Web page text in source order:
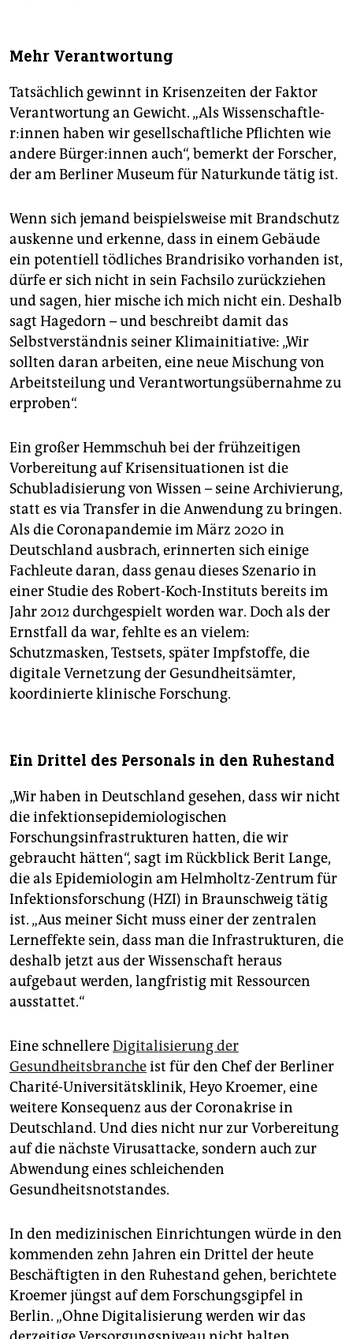
Mehr Verantwortung
Tatsächlich gewinnt in Krisenzeiten der Faktor
Verantwortung an Gewicht. „Als Wis­sen­schaft­le­
r:in­nen haben wir gesellschaftliche Pflichten wie
andere Bür­ge­r:in­nen auch“, bemerkt der Forscher,
der am Berliner Museum für Naturkunde tätig ist.
Wenn sich jemand beispielsweise mit Brandschutz
auskenne und erkenne, dass in einem Gebäude
ein potentiell tödliches Brandrisiko vorhanden ist,
dürfe er sich nicht in sein Fachsilo zurückziehen
und sagen, hier mische ich mich nicht ein. Deshalb
sagt Hagedorn – und beschreibt damit das
Selbstverständnis seiner Klimainitiative: „Wir
sollten daran arbeiten, eine neue Mischung von
Arbeitsteilung und Verantwortungsübernahme zu
erproben“.
Ein großer Hemmschuh bei der frühzeitigen
Vorbereitung auf Krisensituationen ist die
Schubladisierung von Wissen – seine Archivierung,
statt es via Transfer in die Anwendung zu bringen.
Als die Coronapandemie im März 2020 in
Deutschland ausbrach, erinnerten sich einige
Fachleute daran, dass genau dieses Szenario in
einer Studie des Robert-Koch-Instituts bereits im
Jahr 2012 durchgespielt worden war. Doch als der
Ernstfall da war, fehlte es an vielem:
Schutzmasken, Testsets, später Impfstoffe, die
digitale Vernetzung der Gesundheitsämter,
koordinierte klinische Forschung.
Ein Drittel des Personals in den Ruhestand
„Wir haben in Deutschland gesehen, dass wir nicht
die infektionsepidemiologischen
Forschungsinfrastrukturen hatten, die wir
gebraucht hätten“, sagt im Rückblick Berit Lange,
die als Epidemiologin am Helmholtz-Zentrum für
Infektionsforschung (HZI) in Braunschweig tätig
ist. „Aus meiner Sicht muss einer der zentralen
Lerneffekte sein, dass man die Infrastrukturen, die
deshalb jetzt aus der Wissenschaft heraus
aufgebaut werden, langfristig mit Ressourcen
ausstattet.“
Eine schnellereDigitalisierung der
Gesundheitsbrancheist für den Chef der Berliner
Charité-Universitätsklinik, Heyo Kroemer, eine
weitere Konsequenz aus der Coronakrise in
Deutschland. Und dies nicht nur zur Vorbereitung
auf die nächste Virusattacke, sondern auch zur
Abwendung eines schleichenden
Gesundheitsnotstandes.
In den medizinischen Einrichtungen würde in den
kommenden zehn Jahren ein Drittel der heute
Beschäftigten in den Ruhestand gehen, berichtete
Kroemer jüngst auf dem Forschungsgipfel in
Berlin. „Ohne Digitalisierung werden wir das